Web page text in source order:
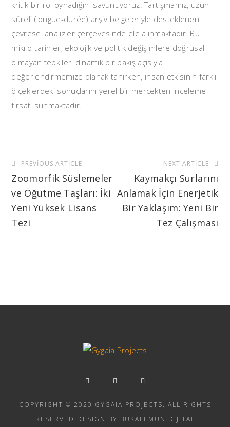
kritik bir rol oynadığını savunuyoruz. Tartışmamız, uzun
süreli (longue-durée) arşiv belgeleriyle desteklenen
çevresel analizler çerçevesinde ele alınmaktadır. Bu
mikro-tarihler, ekolojik ve politik değişimlere doğrusal
olmayan tepkileri dinamik bir bakış açısıyla
değerlendirmemize olanak tanırken, insan etkisinin farklı
ölçeklerdeki sonuçlarını yerel bir mercekten inceleme
fırsatı sunmaktadır.
Yazı
gezinmesi
PREVIOUS ARTICLE
Zoomorfik Süslemeler
ve Öğütme Taşları: İki
Yeni Yüksek Lisans
Tezi
NEXT ARTICLE
Kaymakçı Surlarını
Anlamak İçin Enerjetik
Bir Yaklaşım: Yeni Bir
Tez Çalışması
COPYRIGHT © 2020 GYGAIA PROJECTS. ALL RIGHTS
RESERVED DESIGN BY BUKALEMUN DIJITAL